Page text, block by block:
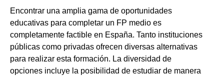
Encontrar una amplia gama de oportunidades
educativas para completar un FP medio es
completamente factible en España. Tanto instituciones
públicas como privadas ofrecen diversas alternativas
para realizar esta formación. La diversidad de
opciones incluye la posibilidad de estudiar de manera